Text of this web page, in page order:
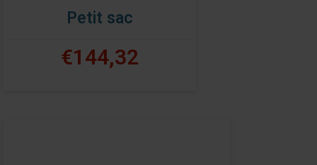
Petit sac
€144,32